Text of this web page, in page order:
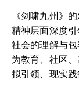
《剑啸九州》
精神层面深度
社会的理解与
为教育、社区
拟引领、现实践